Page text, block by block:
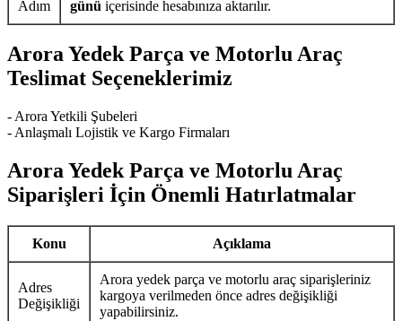
Adım
günü içerisinde hesabınıza aktarılır.
Arora Yedek Parça ve Motorlu Araç
Teslimat Seçeneklerimiz
- Arora Yetkili Şubeleri
- Anlaşmalı Lojistik ve Kargo Firmaları
Arora Yedek Parça ve Motorlu Araç
Siparişleri İçin Önemli Hatırlatmalar
Konu Açıklama
Adres
Değişikliği
Arora yedek parça ve motorlu araç siparişleriniz
kargoya verilmeden önce adres değişikliği
yapabilirsiniz.